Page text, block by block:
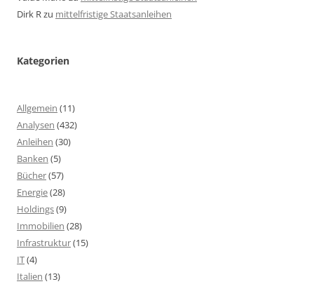
Dirk Rzu mittelfristige Staatsanleihen
Kategorien
Allgemein (11)
Analysen (432)
Anleihen (30)
Banken (5)
Bücher(57)
Energie(28)
Holdings(9)
Immobilien (28)
Infrastruktur(15)
IT(4)
Italien (13)